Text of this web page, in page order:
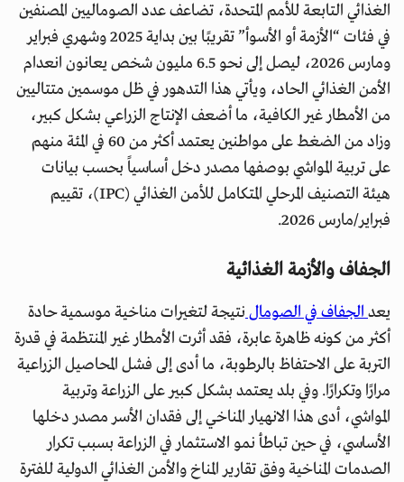
الغذائي التابعة للأمم المتحدة، تضاعف عدد الصوماليين المصنفين
في فئات “الأزمة أو الأسوأ” تقريبًا بين بداية 2025 وشهري فبراير
ومارس 2026، ليصل إلى نحو 6.5 مليون شخص يعانون انعدام
الأمن الغذائي الحاد، ويأتي هذا التدهور في ظل موسمين متتاليين
من الأمطار غير الكافية، ما أضعف الإنتاج الزراعي بشكل كبير،
وزاد من الضغط على مواطنين يعتمد أكثر من 60 في المئة منهم
على تربية المواشي بوصفها مصدر دخل أساسياً بحسب بيانات
هيئة التصنيف المرحلي المتكامل للأمن الغذائي (IPC)، تقييم
فبراير/مارس 2026.
الجفاف والأزمة الغذائية
يعدالجفاف في الصومالنتيجة لتغيرات مناخية موسمية حادة
أكثر من كونه ظاهرة عابرة، فقد أثرت الأمطار غير المنتظمة في قدرة
التربة على الاحتفاظ بالرطوبة، ما أدى إلى فشل المحاصيل الزراعية
مرارًا وتكرارًا. وفي بلد يعتمد بشكل كبير على الزراعة وتربية
المواشي، أدى هذا الانهيار المناخي إلى فقدان الأسر مصدر دخلها
الأساسي، في حين تباطأ نمو الاستثمار في الزراعة بسبب تكرار
الصدمات المناخية وفق تقارير المناخ والأمن الغذائي الدولية للفترة